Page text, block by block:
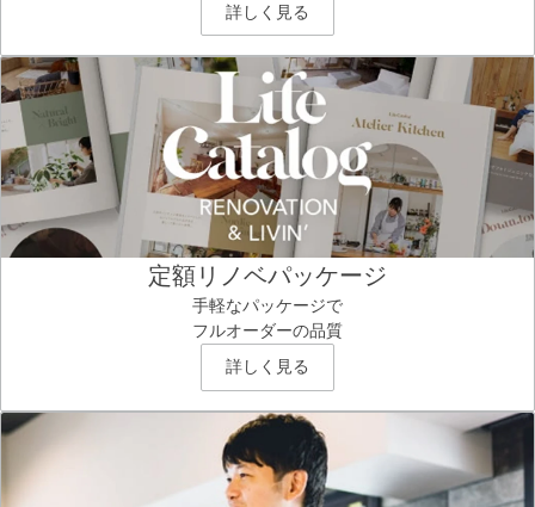
詳しく見る
定額リノベパッケージ
手軽なパッケージで
フルオーダーの品質
詳しく見る